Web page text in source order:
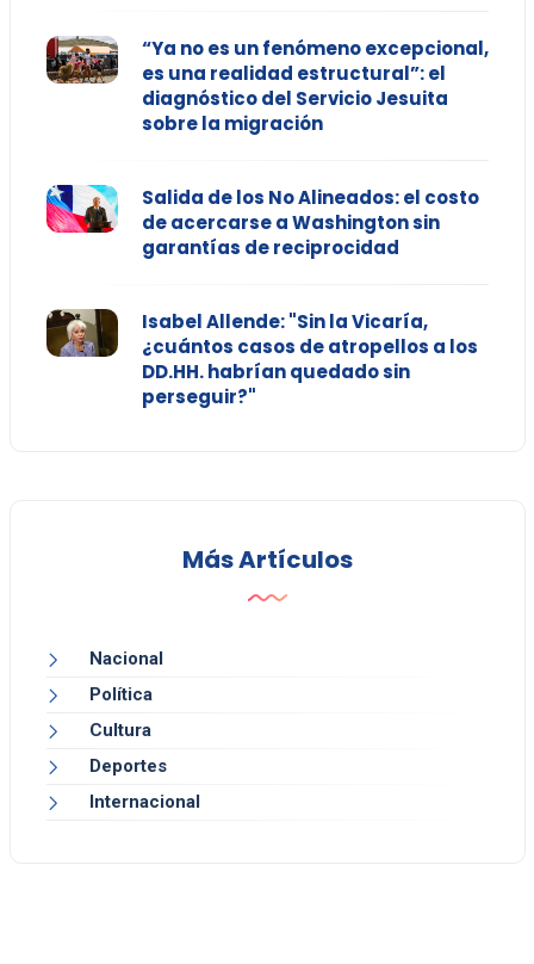
“Ya no es un fenómeno excepcional,
es una realidad estructural”: el
diagnóstico del Servicio Jesuita
sobre la migración
Salida de los No Alineados: el costo
de acercarse a Washington sin
garantías de reciprocidad
Isabel Allende: "Sin la Vicaría,
¿cuántos casos de atropellos a los
DD.HH. habrían quedado sin
perseguir?"
Más Artículos
Nacional
Política
Cultura
Deportes
Internacional